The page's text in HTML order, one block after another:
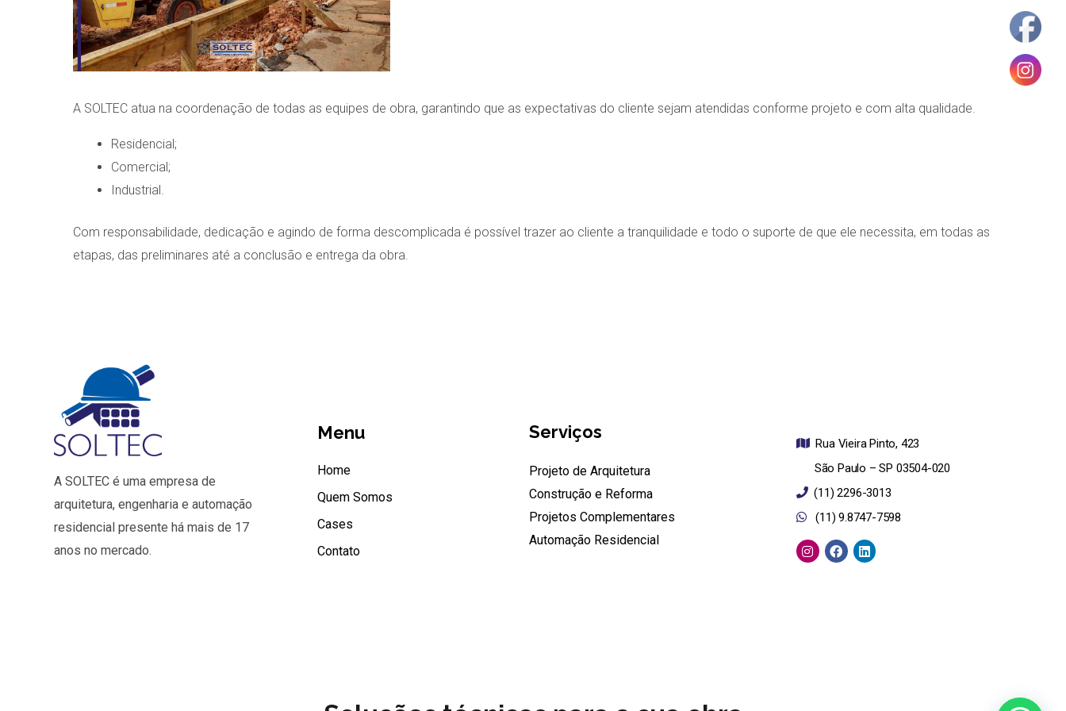
A SOLTEC atua na coordenação de todas as equipes de obra, garantindo que as expectativas do cliente sejam atendidas conforme projeto e com alta qualidade.
Residencial;
Comercial;
Industrial.
Com responsabilidade, dedicação e agindo de forma descomplicada é possível trazer ao cliente a tranquilidade e todo o suporte de que ele necessita, em todas as
etapas, das preliminares até a conclusão e entrega da obra.
A SOLTEC é uma empresa de
arquitetura, engenharia e automação
residencial presente há mais de 17
anos no mercado.
Menu
Home
Quem Somos
Cases
Contato
Serviços
Projeto de Arquitetura
Construção e Reforma
Projetos Complementares
Automação Residencial
Rua Vieira Pinto, 423
São Paulo – SP 03504-020
(11) 2296-3013
(11) 9.8747-7598